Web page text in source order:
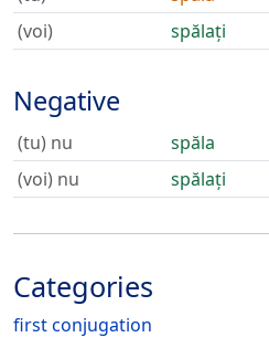
(voi)
spălați
Negative
(tu) nu
spăla
(voi) nu
spălați
Categories
first conjugation